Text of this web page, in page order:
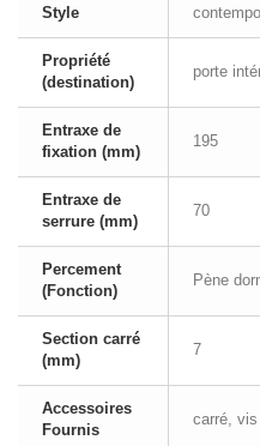
Style
Propriété
(destination)
porte
Entraxe de
fixation (mm)
195
Entraxe de
serrure (mm)
70
Percement
(Fonction)
Pène
Section carré
(mm)
7
Accessoires
Fournis
carré,